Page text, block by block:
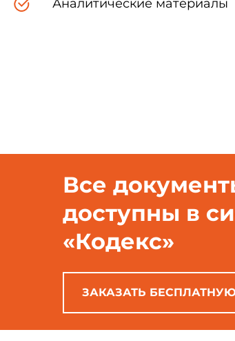
Аналитические материалы
Все
доступны в
«Кодекс»
ЗАКАЗАТЬ